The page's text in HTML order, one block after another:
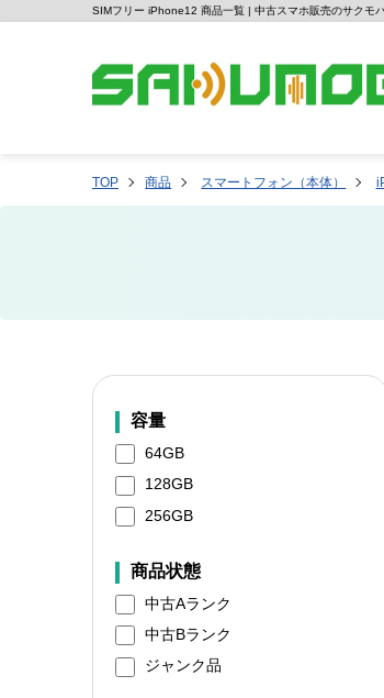
SIMフリー iPhone12 商品一覧 | 中古スマホ販売のサクモ
TOP 商品 スマートフォン（本体）
容量
64GB
128GB
256GB
商品状態
中古Aランク
中古Bランク
ジャンク品